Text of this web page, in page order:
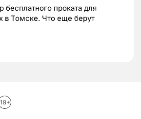
бесплатного проката для
в Томске. Что еще берут